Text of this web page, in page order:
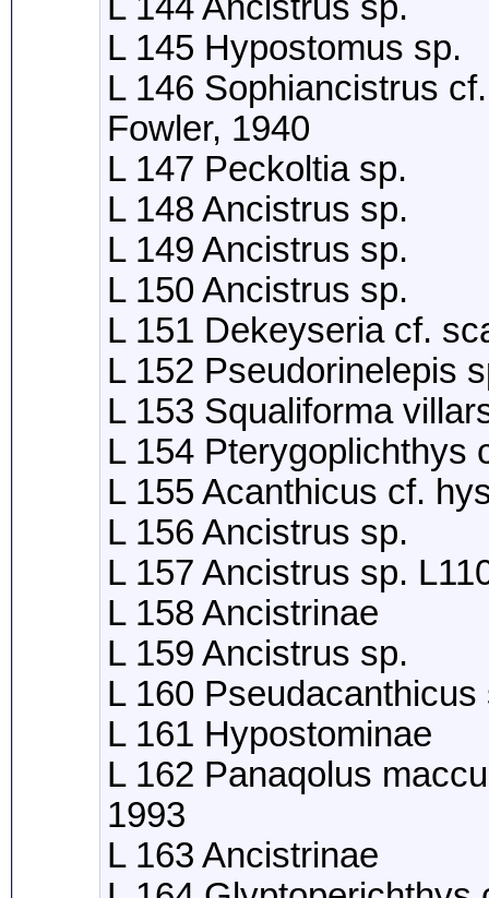
L 145 Hypostomus sp.
L 146 Sophiancistrus
Fowler, 1940
L 147 Peckoltia sp.
L 148 Ancistrus sp.
L 149 Ancistrus sp.
L 150 Ancistrus sp.
L 151 Dekeyseria cf.
L 152 Pseudorinelepis
L 153 Squaliforma
L 154 Pterygoplichthys
L 155 Acanthicus cf.
L 156 Ancistrus sp.
L 157 Ancistrus sp.
L 158 Ancistrinae
L 159 Ancistrus sp.
L 160
L 161 Hypostominae
L 162 Panaqolus
1993
L 163 Ancistrinae